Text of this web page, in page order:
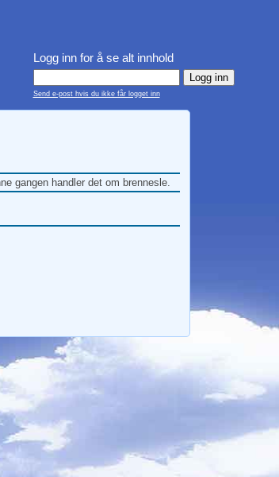
Logg inn for å se alt innhold
Send e-post hvis du ikke får logget inn
gangen handler det om brennesle.